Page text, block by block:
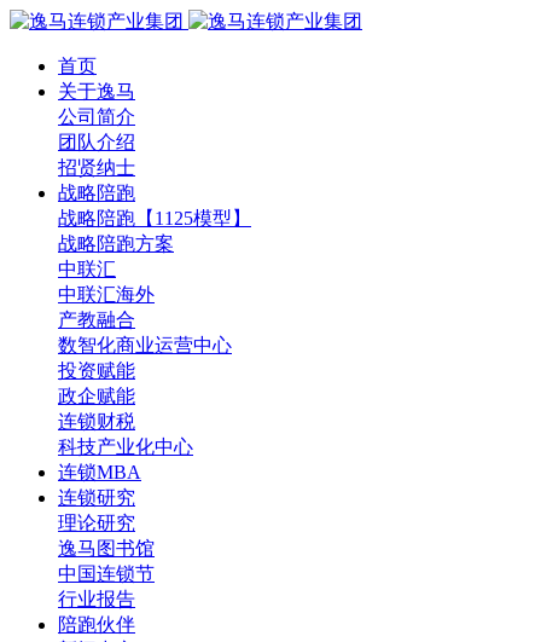
首页
关于逸马
公司简介
团队介绍
招贤纳士
战略陪跑
战略陪跑【1125模型】
战略陪跑方案
中联汇
中联汇海外
产教融合
数智化商业运营中心
投资赋能
政企赋能
连锁财税
科技产业化中心
连锁MBA
连锁研究
理论研究
逸马图书馆
中国连锁节
行业报告
陪跑伙伴